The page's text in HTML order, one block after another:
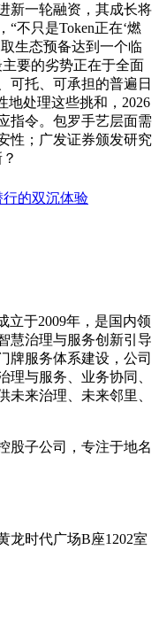
新一轮融资，其成长将
“不只是Token正在‘燃
生态预备达到一个临
要的劣势正在于全面
可托、可承担的普遍日
地处理这些挑和，2026
指令。包罗手艺层面需
性；广发证券颁发研究
的双沉体验
立于2009年，是国内领
慧治理与服务创新引导
牌服务体系建设，公司
理与服务、业务协同、
未来治理、未来邻里、
股子公司，专注于地名
龙时代广场B座1202室